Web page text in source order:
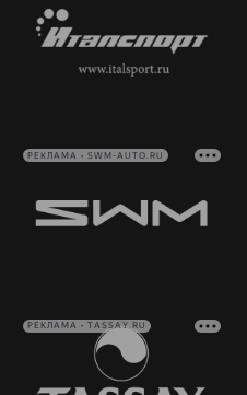
РЕКЛАМА • SWM-AUTO.RU
РЕКЛАМА • TASSAY.RU